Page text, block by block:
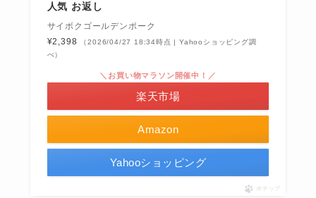
人気 お返し
サイボクゴールデンポーク
¥2,398
（2026/04/27 18:34時点 | Yahooショッピング調
べ）
Amazon
＼お買い物マラソン開催中！／
楽天市場
Yahooショッピング
ポチップ